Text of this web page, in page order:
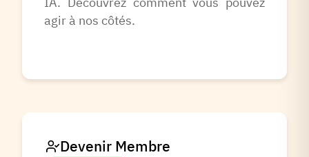
agir à nos côtés.
Devenir Membre